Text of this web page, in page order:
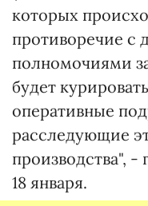
которых
противоречие с
полномочиями
будет
оперативные
расследующие
производства", -
18 января.